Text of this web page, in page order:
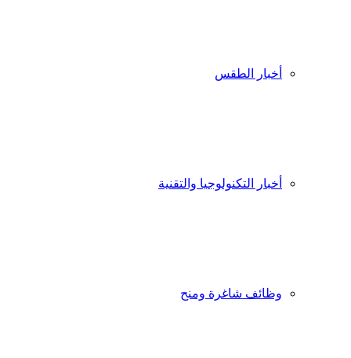
أخبار الطقس
أخبار التكنولوجيا والتقنية
وظائف شاغرة ومنح